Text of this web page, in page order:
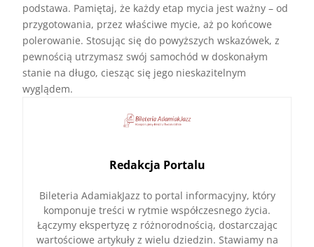
podstawa. Pamiętaj, że każdy etap mycia jest ważny – od
przygotowania, przez właściwe mycie, aż po końcowe
polerowanie. Stosując się do powyższych wskazówek, z
pewnością utrzymasz swój samochód w doskonałym
stanie na długo, ciesząc się jego nieskazitelnym
wyglądem.
Redakcja Portalu
Bileteria AdamiakJazz to portal informacyjny, który
komponuje treści w rytmie współczesnego życia.
Łączymy ekspertyzę z różnorodnością, dostarczając
wartościowe artykuły z wielu dziedzin. Stawiamy na